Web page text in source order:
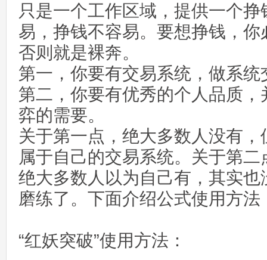
只是一个工作区域，提供一个
易，挣钱不容易。要想挣钱，
否则就是裸奔。
第一，你要有交易系统，做系统
第二，你要有优秀的个人品质
弈的需要。
关于第一点，绝大多数人没有
属于自己的交易系统。关于第二
绝大多数人以为自己有，其实
磨练了。下面介绍公式使用方法
“红妖突破”使用方法：